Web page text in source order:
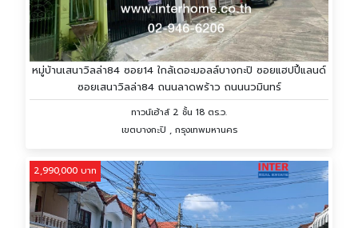
หมู่บ้านเสนาวิลล่า84 ซอย14 ใกล้เดอะมอลล์บางกะปิ ซอยแฮปปี้แลนด์
ซอยเสนาวิลล่า84 ถนนลาดพร้าว ถนนนวมินทร์
ทาวน์เฮ้าส์ 2 ชั้น 18 ตร.ว.
เขตบางกะปิ , กรุงเทพมหานคร
2,990,000 บาท